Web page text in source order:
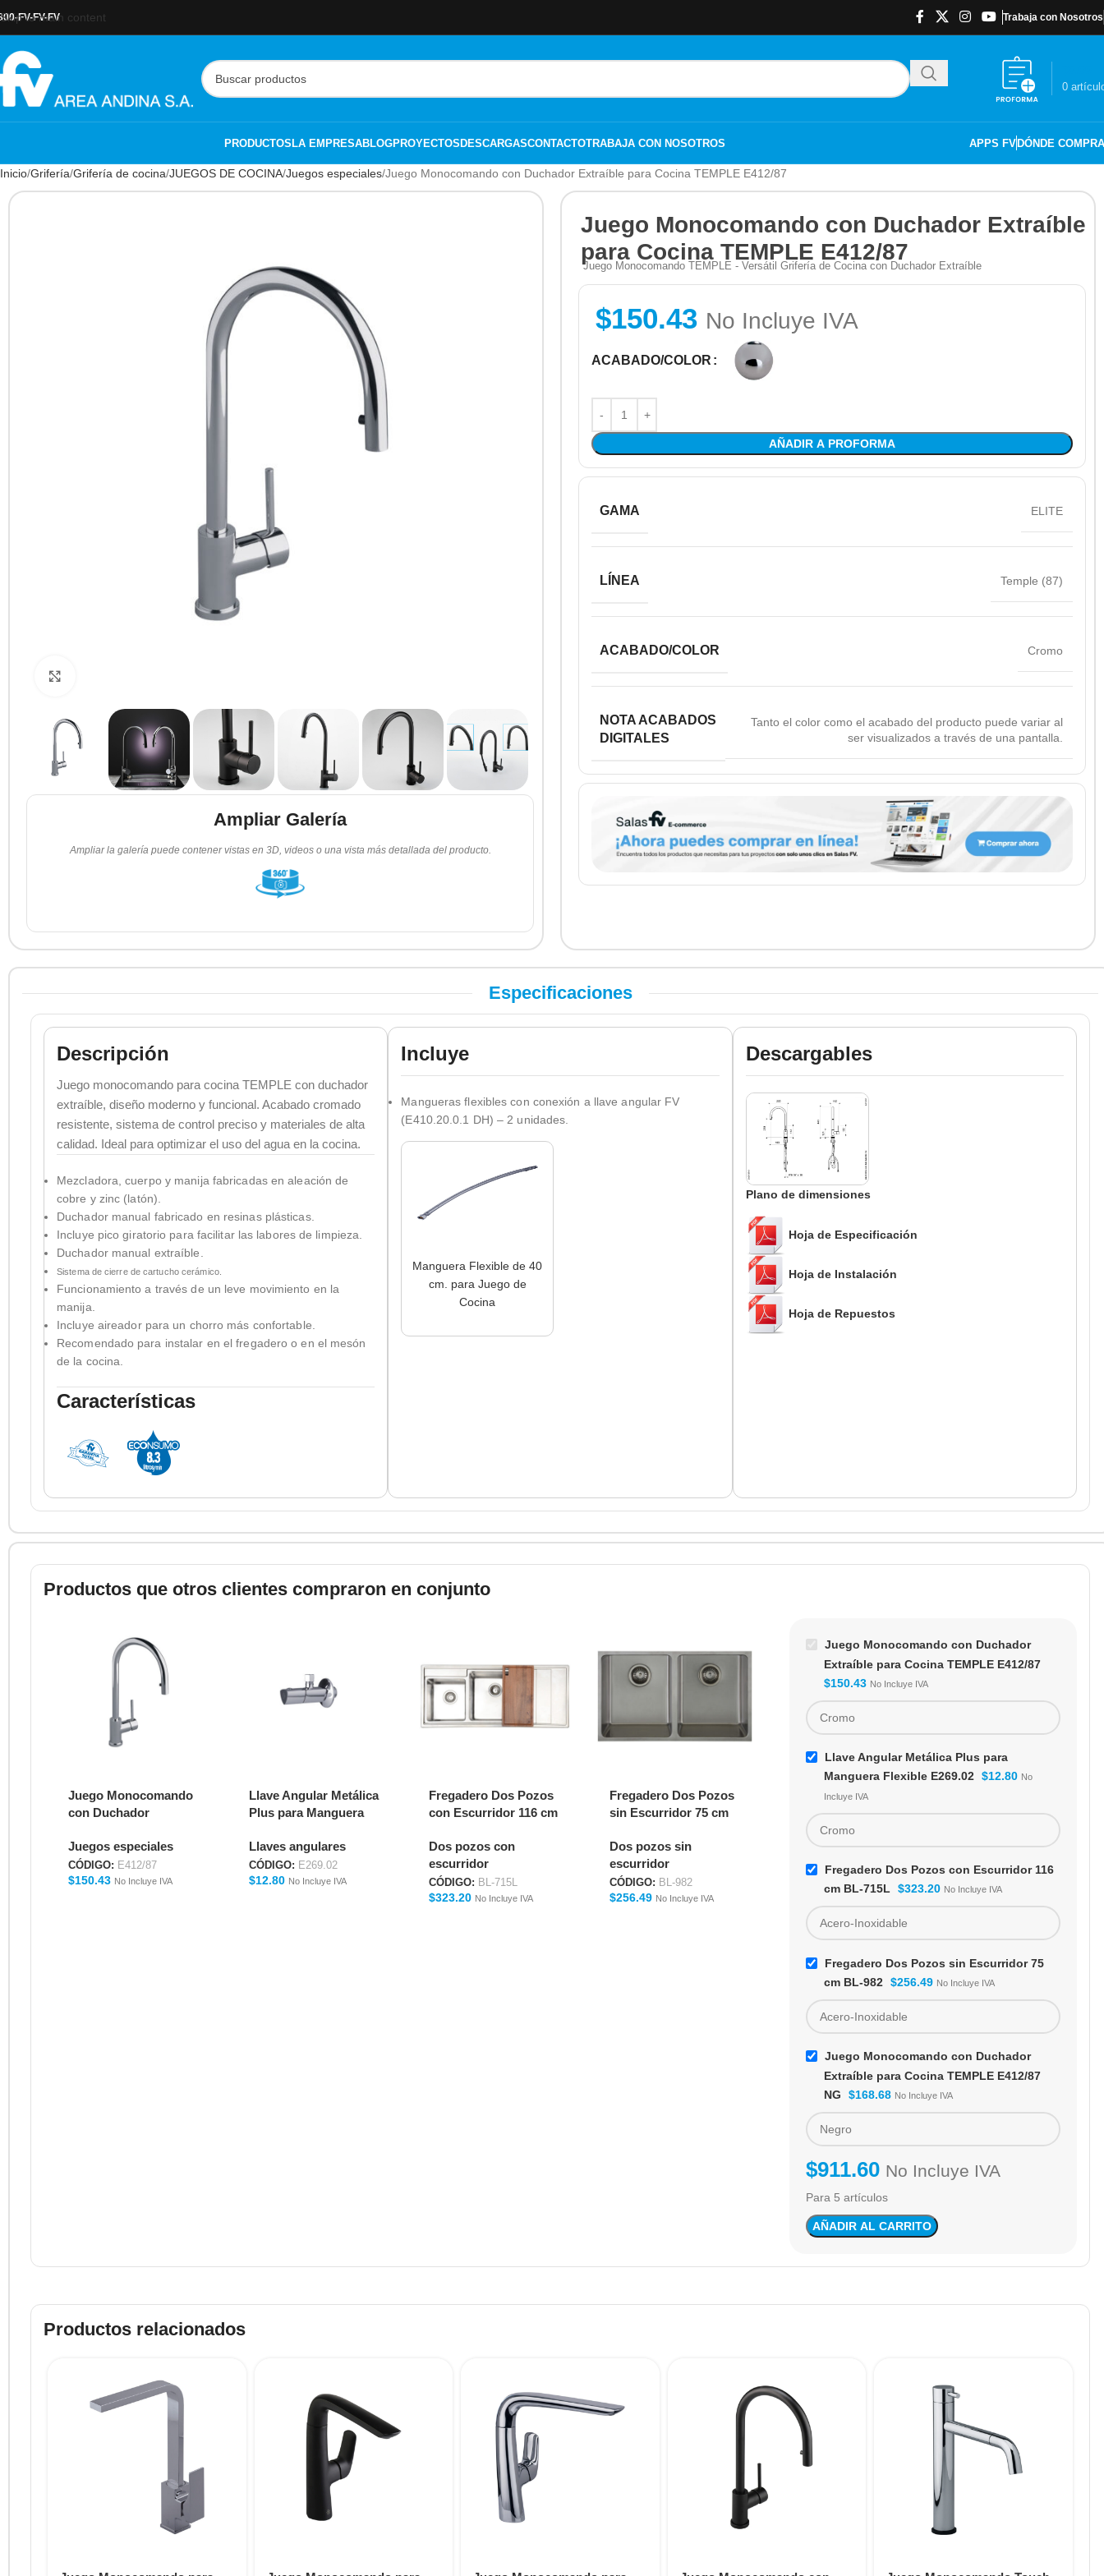
Skip to main content
FV-FV-FV Trabaja con Nosotros
0
PRODUCTOSLA EMPRESABLOGPROYECTOSDESCARGASCONTACTOTRABAJA CON NOSOTROS APPS FVDÓNDE
Inicio Grifería Grifería de cocina JUEGOS DE COCINA Juegos especiales Juego Monocomando con Duchador Extraíble para Cocina TEMPLE E412/87
Ampliar Galería
Ampliar la galería puede contener vistas en 3D, videos o una vista más detallada del producto.
Juego Monocomando con Duchador Extraíble
para Cocina TEMPLE E412/87
Juego Monocomando TEMPLE - Versátil Grifería de Cocina con Duchador Extraíble
$150.43 No Incluye IVA
ACABADO/COLOR
AÑADIR A PROFORMA
GAMA ELITE
LÍNEA Temple (87)
ACABADO/COLOR Cromo
NOTA ACABADOS
DIGITALES
Tanto el color como el acabado del producto puede variar al
ser visualizados a través de una pantalla.
Especificaciones
Descripción
Juego monocomando para cocina TEMPLE con duchador
extraíble, diseño moderno y funcional. Acabado cromado
resistente, sistema de control preciso y materiales de alta
calidad. Ideal para optimizar el uso del agua en la cocina.
Mezcladora, cuerpo y manija fabricadas en aleación de
cobre y zinc (latón).
Duchador manual fabricado en resinas plásticas.
Incluye pico giratorio para facilitar las labores de limpieza.
Duchador manual extraíble.
Sistema de cierre de cartucho cerámico.
Funcionamiento a través de un leve movimiento en la
manija.
Incluye aireador para un chorro más confortable.
Recomendado para instalar en el fregadero o en el mesón
de la cocina.
Características
Incluye
Mangueras flexibles con conexión a llave angular FV
(E410.20.0.1 DH) – 2 unidades.
Manguera Flexible de 40
cm. para Juego de
Cocina
Descargables
Plano de dimensiones
Hoja de Especificación
Hoja de Instalación
Hoja de Repuestos
Productos que otros clientes compraron en conjunto
Juego Monocomando
con Duchador
TEMPLE E412/87
Juegos especiales
CÓDIGO: E412/87
$150.43 No Incluye IVA
Llave Angular Metálica
Plus para Manguera
Llaves angulares
CÓDIGO: E269.02
$12.80 No Incluye IVA
Fregadero Dos Pozos
con Escurridor 116 cm
Dos pozos con
escurridor
CÓDIGO: BL-715L
$323.20 No Incluye IVA
Fregadero Dos Pozos
sin Escurridor 75 cm
Dos pozos sin
escurridor
CÓDIGO: BL-982
$256.49 No Incluye IVA
Juego Monocomando
con Duchador
Extraíble para Cocina
TEMPLE E412/87 NG
Juegos especiales
CÓDIGO: E412/87 NG
Juego Monocomando con Duchador
Extraíble para Cocina TEMPLE E412/87
$150.43 No Incluye IVA
Llave Angular Metálica Plus para
Manguera Flexible E269.02 $12.80 No
Incluye IVA
Fregadero Dos Pozos con Escurridor 116
cm BL-715L $323.20 No Incluye IVA
Fregadero Dos Pozos sin Escurridor 75
cm BL-982 $256.49 No Incluye IVA
Juego Monocomando con Duchador
Extraíble para Cocina TEMPLE E412/87
NG
$168.68 No Incluye IVA
$911.60 No Incluye IVA
Para 5 artículos
AÑADIR AL CARRITO
Productos relacionados